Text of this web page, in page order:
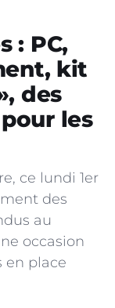
: PC,
kit
des
les
ce lundi 1er
des
au
occasion
en place